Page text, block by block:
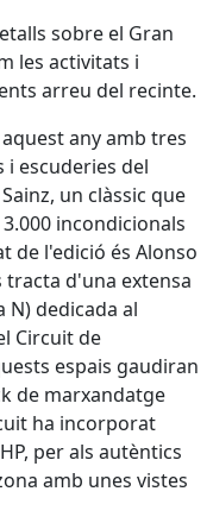
sobre el Gran
les activitats i
arreu del recinte.
any amb tres
escuderies del
un clàssic que
incondicionals
de l'edició és Alonso
tracta d'una extensa
N) dedicada al
Circuit de
espais gaudiran
de marxandatge
ha incorporat
per als autèntics
amb unes vistes